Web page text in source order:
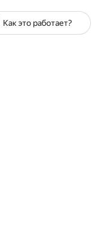
Как это работает?